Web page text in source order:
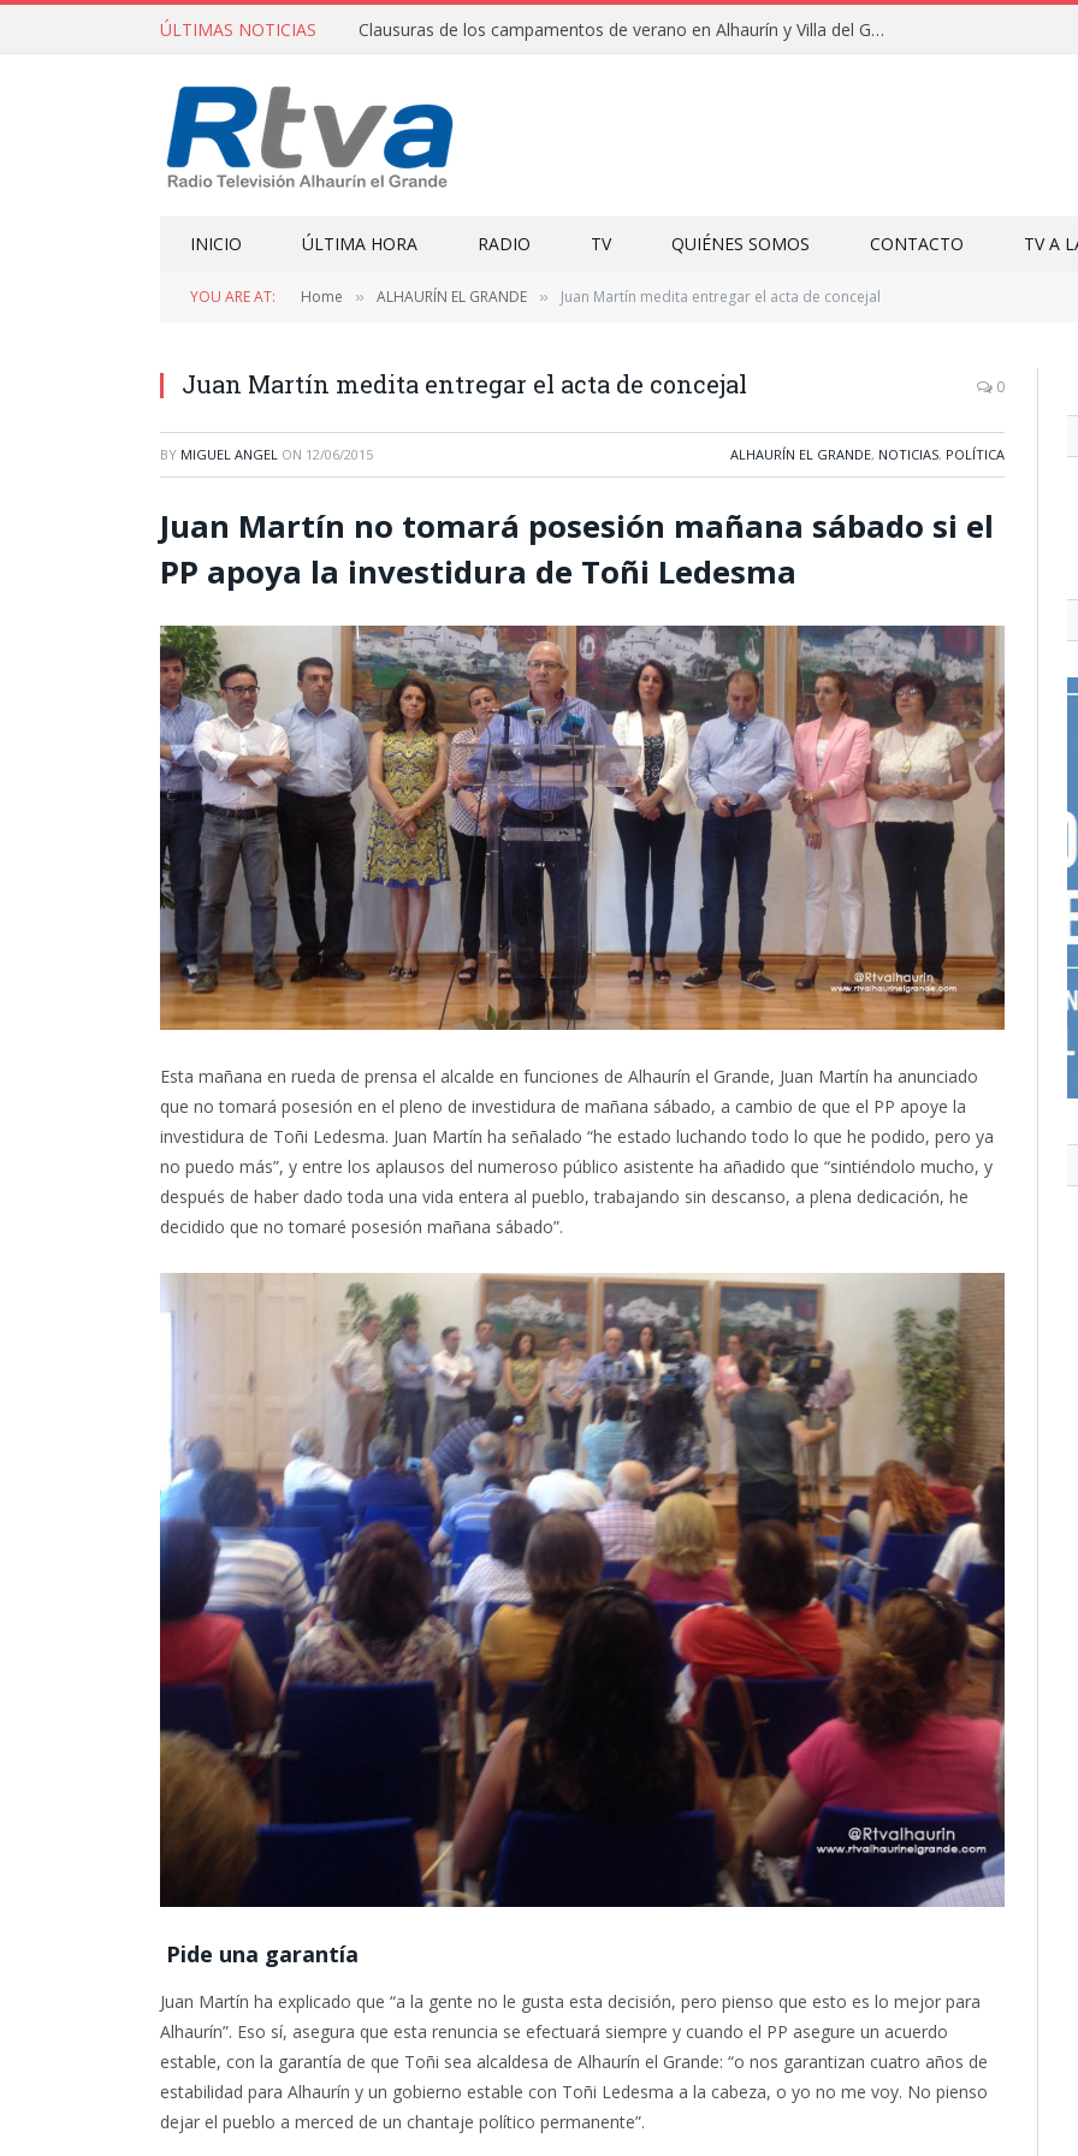
ÚLTIMAS NOTICIAS Clausuras de los campamentos de verano en Alhaurín y Villa del Guadalhorce 2026
INICIO ÚLTIMA HORA RADIO TV QUIÉNES SOMOS CONTACTO TV A
YOU ARE AT: Home » ALHAURÍN EL GRANDE » Juan Martín medita entregar el acta de concejal
Juan Martín medita entregar el acta de concejal 0
BY MIGUEL ANGEL ON 12/06/2015 ALHAURÍN EL GRANDE, NOTICIAS, POLÍTICA
Juan Martín no tomará posesión mañana sábado si el
PP apoya la investidura de Toñi Ledesma
Esta mañana en rueda de prensa el alcalde en funciones de Alhaurín el Grande, Juan Martín ha anunciado
que no tomará posesión en el pleno de investidura de mañana sábado, a cambio de que el PP apoye la
investidura de Toñi Ledesma. Juan Martín ha señalado “he estado luchando todo lo que he podido, pero ya
no puedo más”, y entre los aplausos del numeroso público asistente ha añadido que “sintiéndolo mucho, y
después de haber dado toda una vida entera al pueblo, trabajando sin descanso, a plena dedicación, he
decidido que no tomaré posesión mañana sábado”.
Pide una garantía
Juan Martín ha explicado que “a la gente no le gusta esta decisión, pero pienso que esto es lo mejor para
Alhaurín”. Eso sí, asegura que esta renuncia se efectuará siempre y cuando el PP asegure un acuerdo
estable, con la garantía de que Toñi sea alcaldesa de Alhaurín el Grande: “o nos garantizan cuatro años de
estabilidad para Alhaurín y un gobierno estable con Toñi Ledesma a la cabeza, o yo no me voy. No pienso
dejar el pueblo a merced de un chantaje político permanente”.